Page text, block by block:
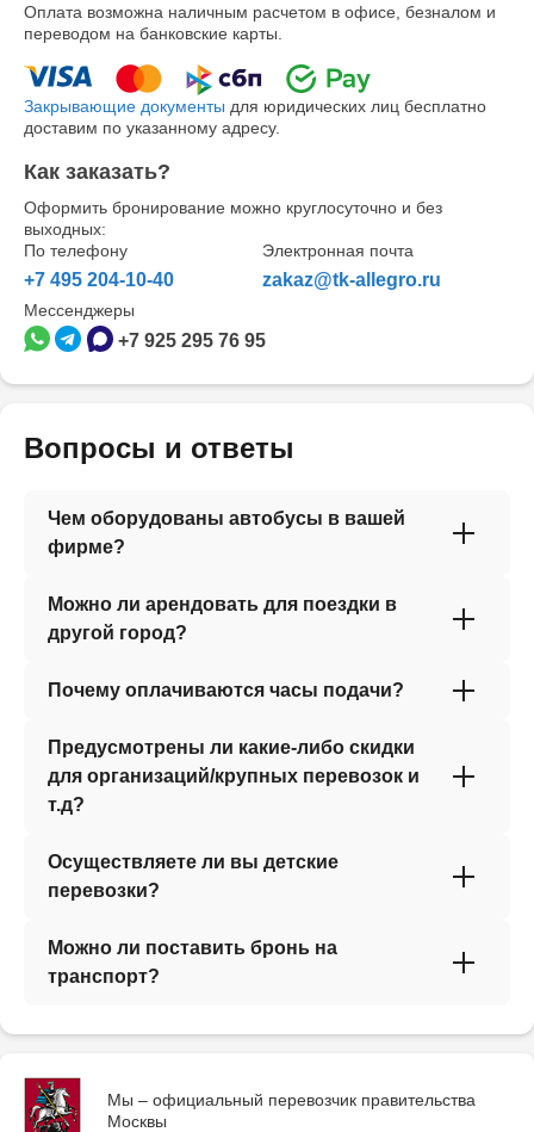
Мы – официальный перевозчик правительства
Москвы
Оплата возможна наличным расчетом в офисе, безналом и
переводом на банковские карты.
Закрывающие документы для юридических лиц бесплатно
доставим по указанному адресу.
Как заказать?
Оформить бронирование можно круглосуточно и без
выходных:
По телефону
+7 495 204-10-40
Электронная почта
zakaz@tk-allegro.ru
Мессенджеры
+7 925 295 76 95
Вопросы и ответы
Чем оборудованы автобусы в вашей
фирме?
Можно ли арендовать для поездки в
другой город?
Почему оплачиваются часы подачи?
Предусмотрены ли какие-либо скидки
для организаций/крупных перевозок и
т.д?
Осуществляете ли вы детские
перевозки?
Можно ли поставить бронь на
транспорт?